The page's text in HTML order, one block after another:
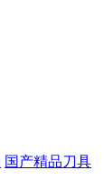
国产精品刀具